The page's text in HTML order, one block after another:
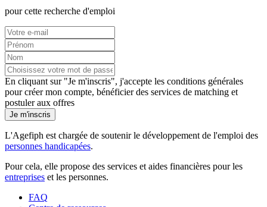
pour cette recherche d'emploi
En cliquant sur "Je m'inscris", j'accepte les conditions générales
pour créer mon compte, bénéficier des services de matching et
postuler aux offres
Je m'inscris
L'Agefiph est chargée de soutenir le développement de l'emploi des
personnes handicapées.
Pour cela, elle propose des services et aides financières pour les
entreprises et les personnes.
FAQ